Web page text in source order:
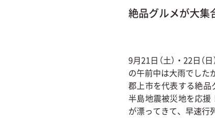
絶品グルメが大集
9月21日（土）・22日
の午前中は大雨でした
郡上市を代表する絶品
半島地震被災地を応援
が漂ってきて、早速行